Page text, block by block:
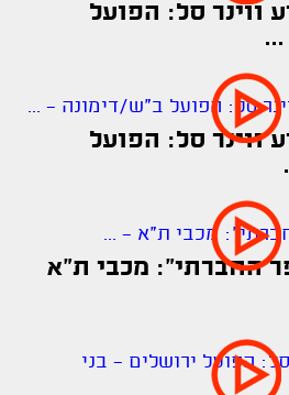
ווינר סל: הפועל
ווינר סל: הפועל
החברתי": מכבי ת"א